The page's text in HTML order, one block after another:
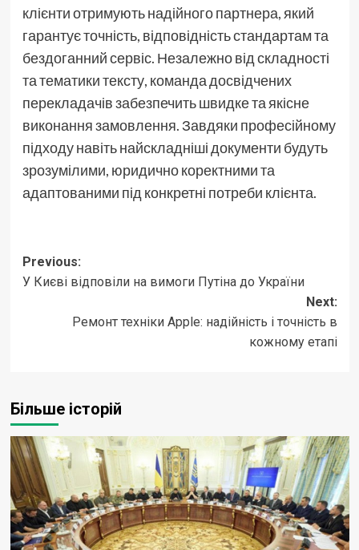
клієнти отримують надійного партнера, який
гарантує точність, відповідність стандартам та
бездоганний сервіс. Незалежно від складності
та тематики тексту, команда досвідчених
перекладачів забезпечить швидке та якісне
виконання замовлення. Завдяки професійному
підходу навіть найскладніші документи будуть
зрозумілими, юридично коректними та
адаптованими під конкретні потреби клієнта.
Post
navigation
Previous:
У Києві відповіли на вимоги Путіна до України
Next:
Ремонт техніки Apple: надійність і точність в
кожному етапі
Більше історій